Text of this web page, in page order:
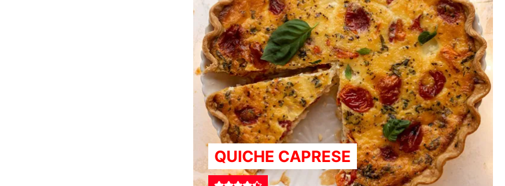
QUICHE CAPRESE